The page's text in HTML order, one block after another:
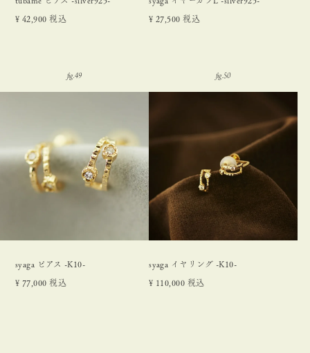
¥ 42,900 税込 ¥ 27,500 税込
syaga ピアス -K10-
¥ 77,000 税込
syaga イヤリング -K10-
¥ 110,000 税込